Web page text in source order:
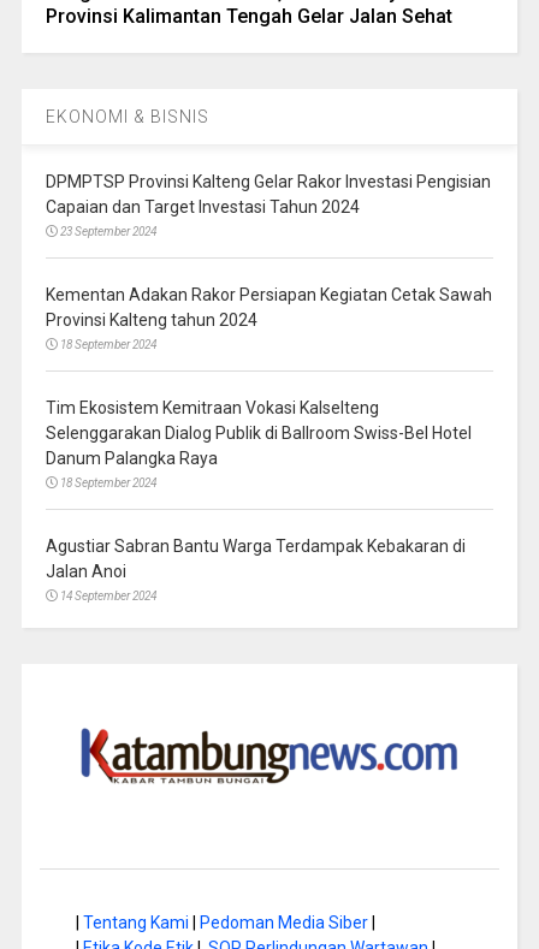
Provinsi Kalimantan Tengah Gelar Jalan Sehat
EKONOMI & BISNIS
DPMPTSP Provinsi Kalteng Gelar Rakor Investasi Pengisian
Capaian dan Target Investasi Tahun 2024
23 September 2024
Kementan Adakan Rakor Persiapan Kegiatan Cetak Sawah
Provinsi Kalteng tahun 2024
18 September 2024
Tim Ekosistem Kemitraan Vokasi Kalselteng
Selenggarakan Dialog Publik di Ballroom Swiss-Bel Hotel
Danum Palangka Raya
18 September 2024
Agustiar Sabran Bantu Warga Terdampak Kebakaran di
Jalan Anoi
14 September 2024
| Tentang Kami | Pedoman Media Siber|